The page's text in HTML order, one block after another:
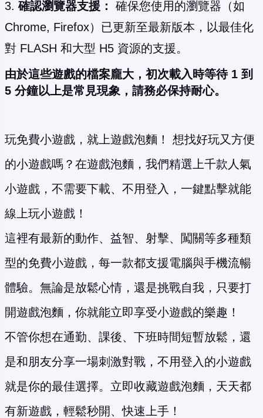
確認瀏覽器支援：
確保您使用的瀏覽器（如
Chrome, Firefox）已更新至最新版本，以最佳化
對 FLASH 和大型 H5 資源的支援。
由於這些遊戲的檔案龐大，初次載入時等待 1 到
5 分鐘以上是常見現象，請務必保持耐心。
玩免費小遊戲，就上遊戲泡麵！ 想找好玩又方便
的小遊戲嗎？在遊戲泡麵，我們精選上千款人氣
小遊戲，不需要下載、不用登入，一鍵點擊就能
線上玩小遊戲！
這裡有最新的動作、益智、射擊、闖關等多種類
型的免費小遊戲，每一款都支援電腦與手機流暢
體驗。無論是放鬆心情，還是挑戰自我，只要打
開遊戲泡麵，你就能立即享受小遊戲的樂趣！
不管你想在通勤、課後、下班時間短暫放鬆，還
是和朋友分享一場刺激對戰，不用登入的小遊戲
就是你的最佳選擇。立即收藏遊戲泡麵，天天都
有新遊戲，輕鬆秒開、快速上手！